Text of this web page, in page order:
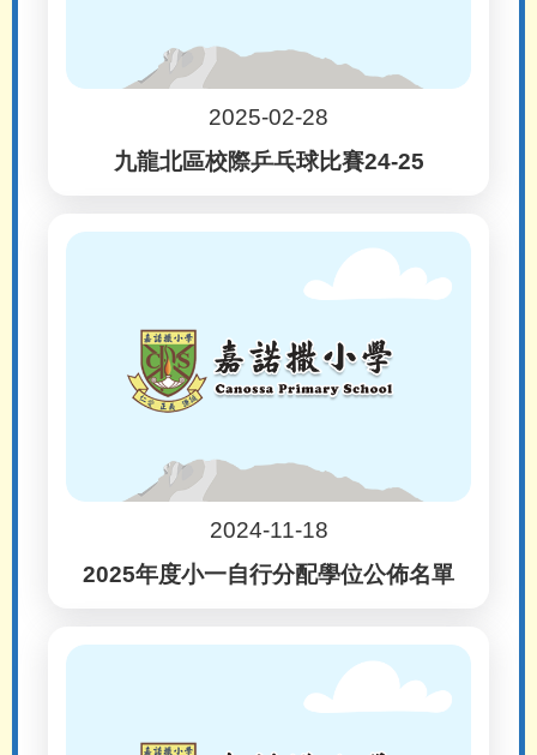
2025-02-28
九龍北區校際乒乓球比賽24-25
2024-11-18
2025年度小一自行分配學位公佈名單